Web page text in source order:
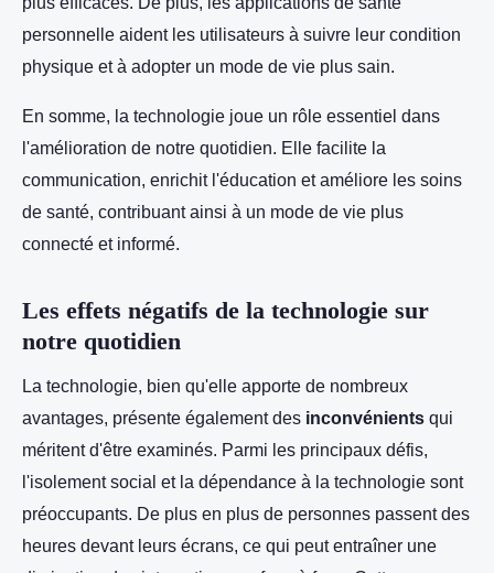
personnelle aident les utilisateurs à suivre leur condition
physique et à adopter un mode de vie plus sain.
En somme, la technologie joue un rôle essentiel dans
l'amélioration de notre quotidien. Elle facilite la
communication, enrichit l'éducation et améliore les soins
de santé, contribuant ainsi à un mode de vie plus
connecté et informé.
Les effets négatifs de la technologie sur
notre quotidien
La technologie, bien qu'elle apporte de nombreux
avantages, présente également des inconvénients qui
méritent d'être examinés. Parmi les principaux défis,
l'isolement social et la dépendance à la technologie sont
préoccupants. De plus en plus de personnes passent des
heures devant leurs écrans, ce qui peut entraîner une